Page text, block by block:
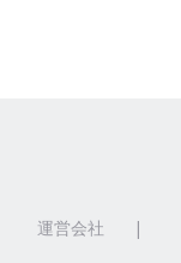
運営会社 |